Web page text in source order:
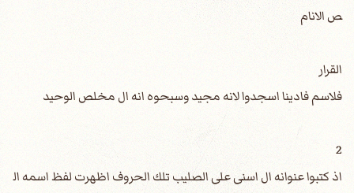
ص الانام
القرار
فلاسم فادينا اسجدوا لانه مجيد وسبحوه انه ال مخلص الوحيد
2
اذ كتبوا عنوانه ال اسنى على الصليب تلك الحروف اظهرت لفظ اسمه ال